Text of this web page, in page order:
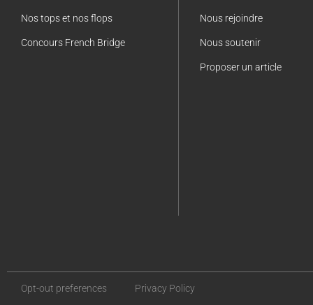
Nos tops et nos flops
Concours French Bridge
Nous rejoindre
Nous soutenir
Proposer un article
Opt-out preferences Privacy Policy